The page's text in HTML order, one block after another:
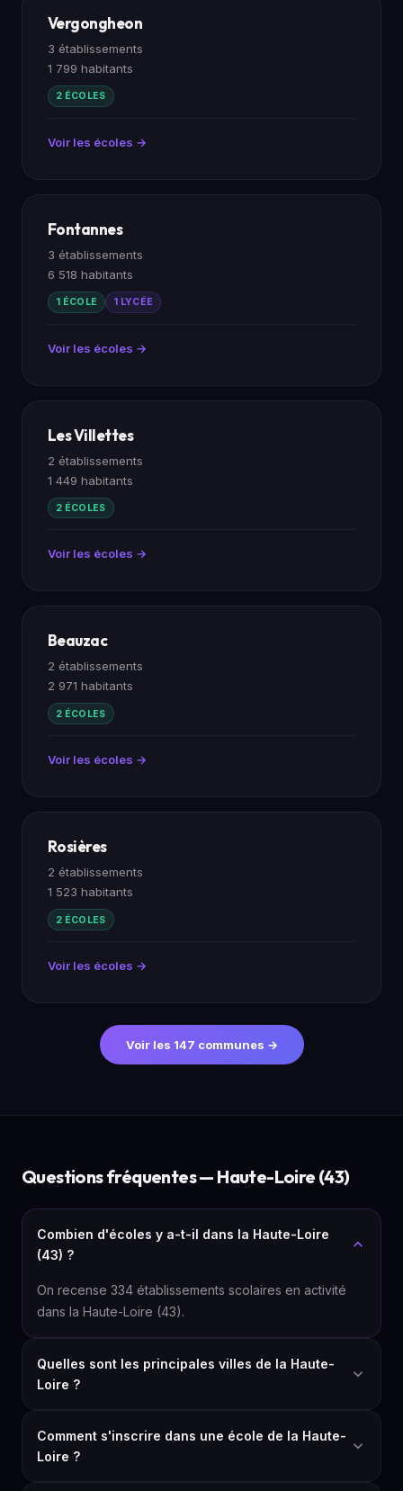
Vergongheon
3 établissements
1 799 habitants
2 ÉCOLES
Voir les écoles →
Fontannes
3 établissements
6 518 habitants
1 ÉCOLE 1 LYCÉE
Voir les écoles →
Les Villettes
2 établissements
1 449 habitants
2 ÉCOLES
Voir les écoles →
Beauzac
2 établissements
2 971 habitants
2 ÉCOLES
Voir les écoles →
Rosières
2 établissements
1 523 habitants
2 ÉCOLES
Voir les écoles →
Voir les 147 communes →
Questions fréquentes — Haute-Loire (43)
Combien d'écoles y a-t-il dans la Haute-Loire
(43) ?
On recense 334 établissements scolaires en activité
dans la Haute-Loire (43).
Quelles sont les principales villes de la Haute-
Loire ?
Comment s'inscrire dans une école de la Haute-
Loire ?